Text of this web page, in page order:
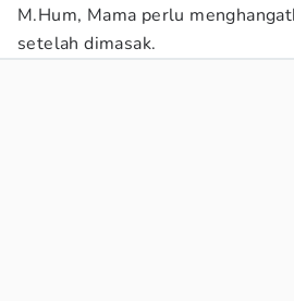
M.Hum, Mama perlu
setelah dimasak.